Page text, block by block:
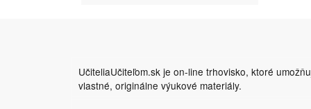
UčiteliaUčiteľom.sk je on-line trhovisko, ktoré
vlastné, originálne výukové materiály.